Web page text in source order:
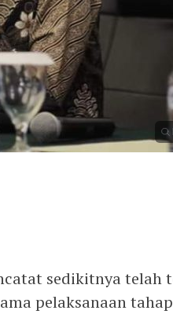
sedikitnya telah
pelaksanaan